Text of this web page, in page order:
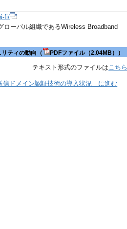
fi/
ーバル組織であるWireless Broadband
ティの動向（ PDFファイル（2.04MB））
テキスト形式のファイルは こちら
信ドメイン認証技術の導入状況 に進む